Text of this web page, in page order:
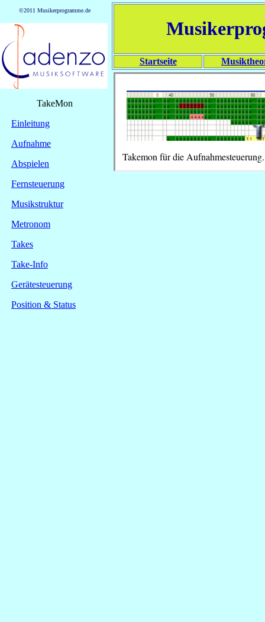
©2011 Musikerprogramme.de
TakeMon
Einleitung
Aufnahme
Abspielen
Fernsteuerung
Musikstruktur
Metronom
Takes
Take-Info
Gerätesteuerung
Position & Status
Startseite
Takemon für die